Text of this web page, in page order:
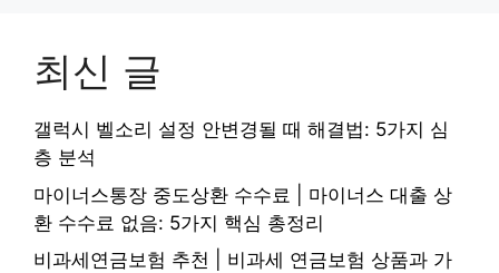
최신 글
갤럭시 벨소리 설정 안변경될 때 해결법: 5가지 심
층 분석
마이너스통장 중도상환 수수료 | 마이너스 대출 상
환 수수료 없음: 5가지 핵심 총정리
비과세연금보험 추천 | 비과세 연금보험 상품과 가